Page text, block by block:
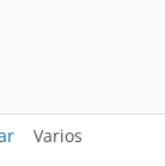
Varios